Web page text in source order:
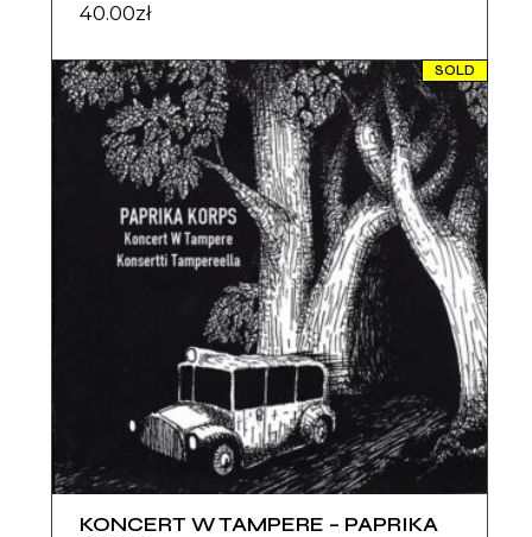
40.00zł
SOLD
KONCERT W TAMPERE – PAPRIKA